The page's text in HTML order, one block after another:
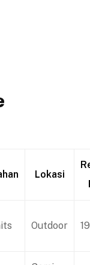
Lokasi
Outdoor